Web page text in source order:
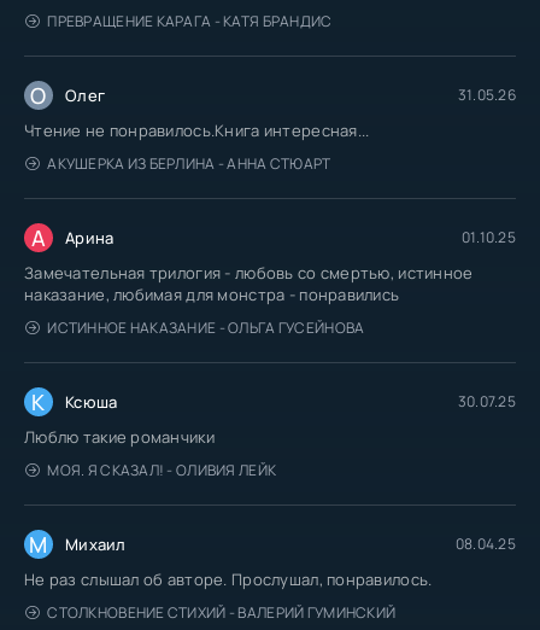
ПРЕВРАЩЕНИЕ КАРАГА - КАТЯ БРАНДИС
О Олег 31.05.26
Чтение не понравилось.Книга интересная...
АКУШЕРКА ИЗ БЕРЛИНА - АННА СТЮАРТ
А Арина 01.10.25
Замечательная трилогия - любовь со смертью, истинное
наказание, любимая для монстра - понравились
ИСТИННОЕ НАКАЗАНИЕ - ОЛЬГА ГУСЕЙНОВА
К Ксюша 30.07.25
Люблю такие романчики
МОЯ. Я СКАЗАЛ! - ОЛИВИЯ ЛЕЙК
М Михаил 08.04.25
Не раз слышал об авторе. Прослушал, понравилось.
СТОЛКНОВЕНИЕ СТИХИЙ - ВАЛЕРИЙ ГУМИНСКИЙ